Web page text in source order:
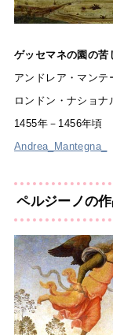
ゲッセマネの園の苦
アンドレア・マンテ
ロンドン・ナショナ
1455年－1456年頃
Andrea_Mantegna_
ペルジーノの